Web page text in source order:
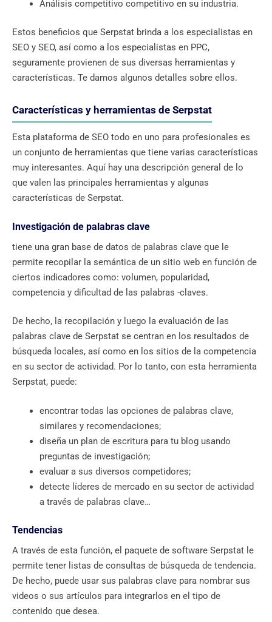
Análisis competitivo competitivo en su industria.
Estos beneficios que Serpstat brinda a los especialistas en
SEO y SEO, así como a los especialistas en PPC,
seguramente provienen de sus diversas herramientas y
características. Te damos algunos detalles sobre ellos.
Características y herramientas de Serpstat
Esta plataforma de SEO todo en uno para profesionales es
un conjunto de herramientas que tiene varias características
muy interesantes. Aquí hay una descripción general de lo
que valen las principales herramientas y algunas
características de Serpstat.
Investigación de palabras clave
tiene una gran base de datos de palabras clave que le
permite recopilar la semántica de un sitio web en función de
ciertos indicadores como: volumen, popularidad,
competencia y dificultad de las palabras -claves.
De hecho, la recopilación y luego la evaluación de las
palabras clave de Serpstat se centran en los resultados de
búsqueda locales, así como en los sitios de la competencia
en su sector de actividad. Por lo tanto, con esta herramienta
Serpstat, puede:
encontrar todas las opciones de palabras clave,
similares y recomendaciones;
diseña un plan de escritura para tu blog usando
preguntas de investigación;
evaluar a sus diversos competidores;
detecte líderes de mercado en su sector de actividad
a través de palabras clave…
Tendencias
A través de esta función, el paquete de software Serpstat le
permite tener listas de consultas de búsqueda de tendencia.
De hecho, puede usar sus palabras clave para nombrar sus
videos o sus artículos para integrarlos en el tipo de
contenido que desea.